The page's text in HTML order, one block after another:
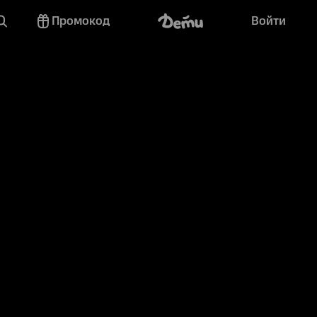
Промокод Войти